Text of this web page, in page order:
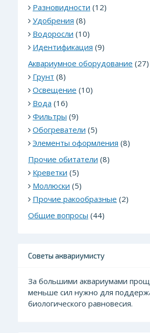
Разновидности (12)
Удобрения (8)
Водоросли (10)
Идентификация (9)
Аквариумное оборудование (27)
Грунт (8)
Освещение (10)
Вода (16)
Фильтры (9)
Обогреватели (5)
Элементы оформления (8)
Прочие обитатели (8)
Креветки (5)
Моллюски (5)
Прочие ракообразные (2)
Общие вопросы (44)
Советы аквариумисту
За большими аквариумами
меньше сил нужно для
биологического равновесия.